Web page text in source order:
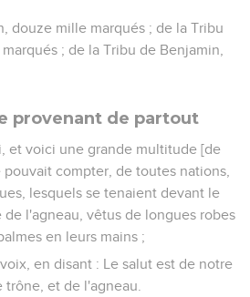
douze mille marqués ; de la Tribu
; de la Tribu de Benjamin,
provenant de partout
et voici une grande multitude [de
compter, de toutes nations,
lesquels se tenaient devant le
l'agneau, vêtus de longues robes
en leurs mains ;
en disant : Le salut est de notre
trône, et de l'agneau.